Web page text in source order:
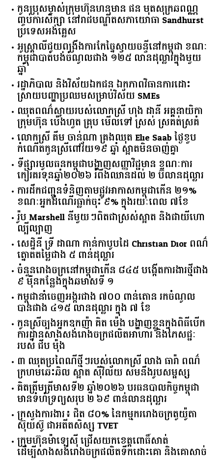
កូនប្រុសម្ចាស់ក្រុមហ៊ុនហនុមាន ផន មុតសុក្រឆពណ្ណ
ញ្ចប់ការសិក្សា នៅរាជបណ្ឌិតសភាយោធា Sandhurst
ប្រទេសអង់គ្លេស
អូស្ត្រាលី​ជួយ​ពង្រឹង​ការ​កែច្នៃ​ស្វាយចន្ទី​នៅ​កម្ពុជា​ ​ខណៈ​
កម្ពុជា​បាត់បង់​ចំណូល​ជាង​ ​១២៥​ ​លាន​ដុល្លារ​ក្នុង​មួយ​
ឆ្នាំ​
រដ្ឋាភិបាល​ ​និង​វិស័យ​ឯកជន ​ឯកភាព​វិធានការ​ដោះ
ស្រាយ​បញ្ហា​ប្រឈម​​សម្រាប់​វិស័យ​ ​SMEs​
ឈុតពណ៌ស្វាយរបស់លោកស្រី ហុង ដានី អគ្គ​នាយិកា​
ក្រុមហ៊ុន ប៉េងហួត គ្រុប មើលទៅ ស្រស់ ស្រគត់ស្រគំ
លោកស្រី គឹម ចាន់ណា គ្រងឈុត Elie Saab ថ្ងៃខួប
កំណើតកូនស្រីពៅវ័យ១៩ ឆ្នាំ ស្អាតមិនចាញ់គ្នា
ទីផ្សារ​មូលធន​កម្ពុជា​បង្ហាញ​សញ្ញា​វិជ្ជមាន​ ​ខណៈ​ការ​
កៀរគរ​ទុន​ឆ្នាំ​២០២៦​ ​រំពឹង​ឈានដល់​ ​២​ ​ប៊ីលាន​ដុល្លារ​
ការដឹកជញ្ជូនទំនិញតាមផ្លូវអាកាសកម្ពុជាកើន ២១%
ខណៈអ្នកដំណើរធ្លាក់ចុះ ៩% ក្នុងរយៈពេល ៧ខែ
រ៉ូប Marshell នីមួយៗពិតជាស្រស់ស្អាត និងជាយីហោ
ល្បីល្បាញ
សេដ្ឋិនី ទ្រី ដាណា កាន់កាបូបដៃ Christian Dior ពណ៌
ត្នោតតម្លៃជាង ៥ ពាន់ដុល្លារ
ចំនួន​រោងចក្រ​នៅ​កម្ពុជា​កើន​ ​៨៤៥​ ​បង្កើត​ការងារ​ថ្មី​ជាង​
​៩​ ​ម៉ឺន​កន្លែង​ក្នុង​ឆមាស​ទី ​១​
កម្ពុជានាំចេញអង្ករជាង ៧០០ ពាន់តោន រកចំណូល
បានជាង ៤១៥ លានដុល្លារ ក្នុង ៧ ខែ
កូនស្រីច្បងអ្នកឧកញ៉ា គិត ម៉េង បង្ហាញខ្លួនក្នុងពិធីបើក
ការដ្ឋានសាងសង់រោងចក្រផលិតអាហារ និងភេសជ្ជៈ
របស់ ជីប ម៉ុង
៣ ឈុតប្រពៃណីថ្មីៗរបស់លោកស្រី លាង ធារ៉ា ពណ៌
ក្រហមឆេះឆិល ស្អាត ​ស៊ីវិល័យ សមនឹងរូបសម្ផស្ស
គិត​ត្រឹមត្រីមាស​ទី​២​ ​ឆ្នាំ​២០២៦​ បរធន​បាលកិច្ច​កម្ពុជា​ ​
មាន​ទំហំ​ទ្រព្យ​សរុប​ ​២.៦៩​ ​ពាន់លាន​ដុល្លារ​
ក្រសួង​ការងារ​៖ ​ជិត​ ​៨០​% ​នៃ​កម្មករ​រោងចក្រ​តូយ៉ូតា ​
ស៊ុយ​ស៊ូ ​ជា​អតីត​សិស្ស​ ​TVET​
ក្រុមហ៊ុន​ម៉ាឡេស៊ី ជ្រើសយកខេត្ដពោធិ៍សាត់
ដើម្បីសាងសង់រោងចក្រផលិតទឹកដោះគោ និងគោសាច់